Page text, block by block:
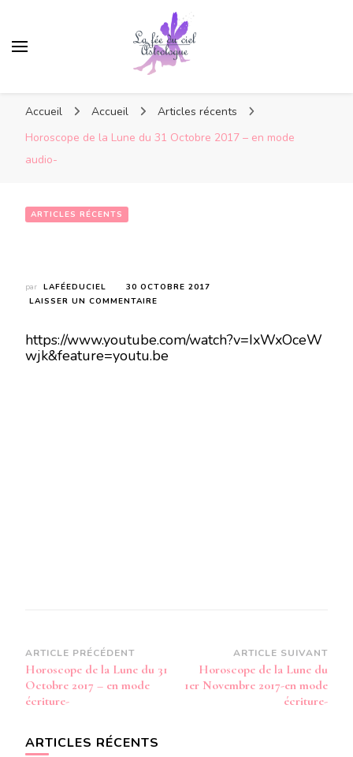
Accueil Accueil
Articles récents
Horoscope de la Lune du 31 Octobre 2017 – en mode
audio-
ARTICLES RÉCENTS
par LAFÉEDUCIEL
30 OCTOBRE 2017
LAISSER UN COMMENTAIRE
LA
LUNE
https://www.youtube.com/watch?v=IxWxOceW
wjk&feature=youtu.be
Navigation
d’article
ARTICLE PRÉCÉDENT
Horoscope de la Lune du 31
Octobre 2017 – en mode
écriture-
ARTICLE SUIVANT
Horoscope de la Lune du
1er Novembre 2017-en mode
écriture-
ARTICLES RÉCENTS